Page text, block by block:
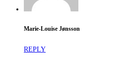
Marie-Louise Jønsson
REPLY